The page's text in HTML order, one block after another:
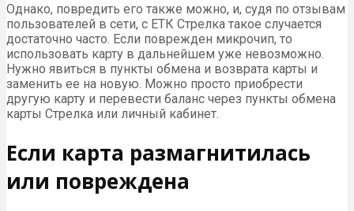
Однако, повредить его также можно, и, судя по отзывам
пользователей в сети, с ЕТК Стрелка такое случается
достаточно часто. Если поврежден микрочип, то
использовать карту в дальнейшем уже невозможно.
Нужно явиться в пункты обмена и возврата карты и
заменить ее на новую. Можно просто приобрести
другую карту и перевести баланс через пункты обмена
карты Стрелка или личный кабинет.
Если карта размагнитилась
или повреждена